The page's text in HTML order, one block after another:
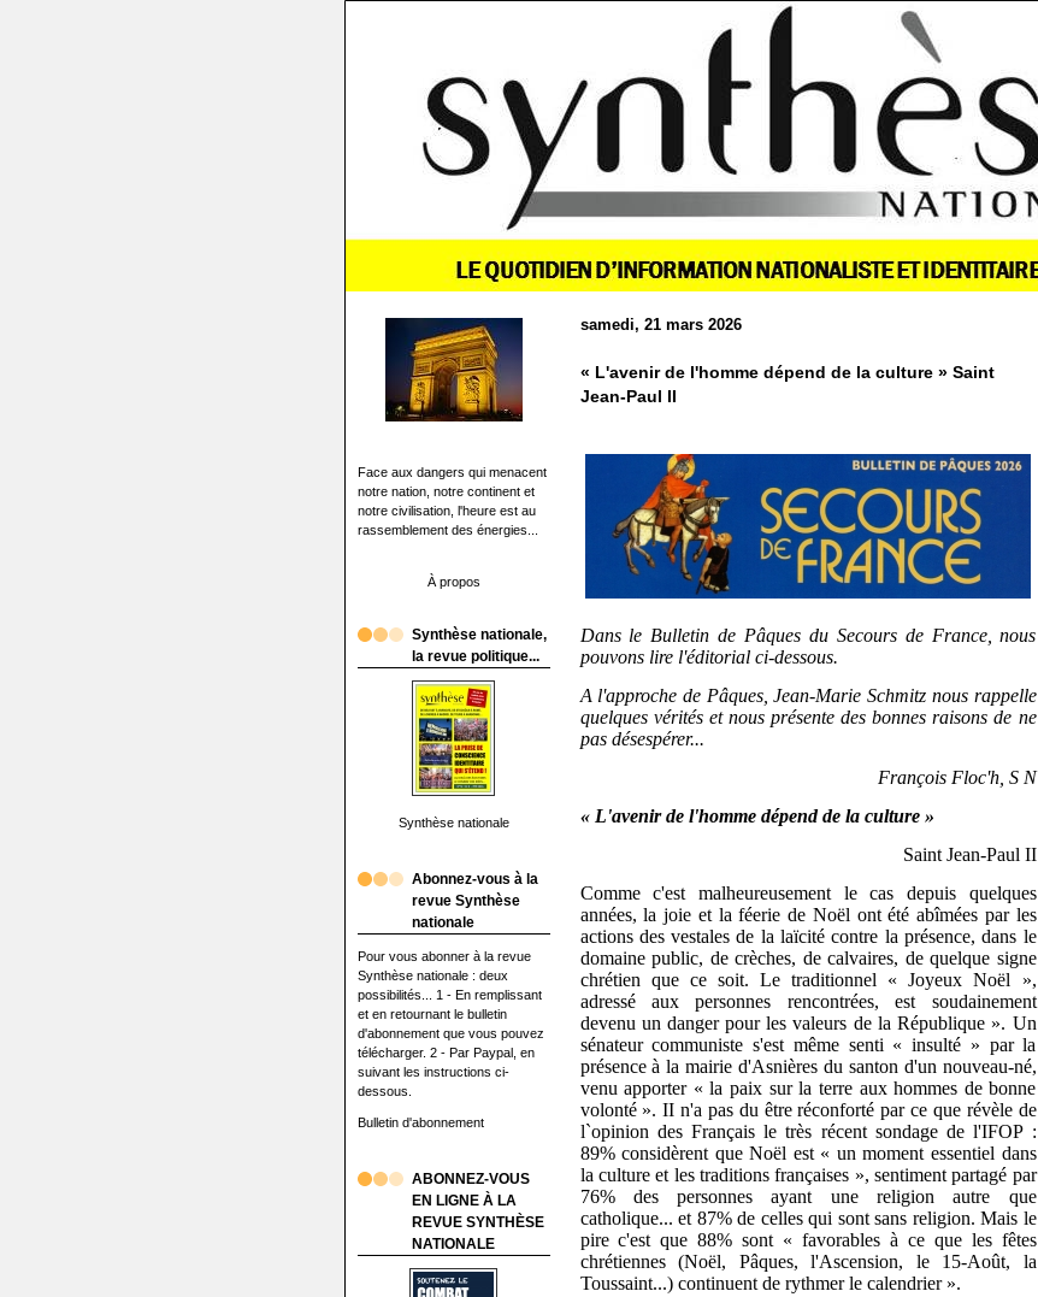
Face aux dangers qui menacent
notre nation, notre continent et
notre civilisation, l'heure est au
rassemblement des énergies...
À propos
Synthèse nationale,
la revue politique...
Synthèse nationale
Abonnez-vous à la
revue Synthèse
nationale
Pour vous abonner à la revue
Synthèse nationale : deux
possibilités... 1 - En remplissant
et en retournant le bulletin
d'abonnement que vous pouvez
télécharger. 2 - Par Paypal, en
suivant les instructions ci-
dessous.
Bulletin d'abonnement
ABONNEZ-VOUS
EN LIGNE À LA
REVUE SYNTHÈSE
NATIONALE
samedi, 21 mars 2026
« L'avenir de l'homme dépend de la culture » Saint
Jean-Paul II
Dans le Bulletin de Pâques du Secours de France, nous
pouvons lire l'éditorial ci-dessous.
A l'approche de Pâques, Jean-Marie Schmitz nous rappelle
quelques vérités et nous présente des bonnes raisons de ne
pas désespérer...
François Floc'h, S N
« L'avenir de l'homme dépend de la culture »
Saint Jean-Paul II
Comme c'est malheureusement le cas depuis quelques
années, la joie et la féerie de Noël ont été abîmées par les
actions des vestales de la laïcité contre la présence, dans le
domaine public, de crèches, de calvaires, de quelque signe
chrétien que ce soit. Le traditionnel « Joyeux Noël »,
adressé aux personnes rencontrées, est soudainement
devenu un danger pour les valeurs de la République ». Un
sénateur communiste s'est même senti « insulté » par la
présence à la mairie d'Asnières du santon d'un nouveau-né,
venu apporter « la paix sur la terre aux hommes de bonne
volonté ». II n'a pas du être réconforté par ce que révèle de
l`opinion des Français le très récent sondage de l'IFOP :
89% considèrent que Noël est « un moment essentiel dans
la culture et les traditions françaises », sentiment partagé par
76% des personnes ayant une religion autre que
catholique... et 87% de celles qui sont sans religion. Mais le
pire c'est que 88% sont « favorables à ce que les fêtes
chrétiennes (Noël, Pâques, l'Ascension, le 15-Août, la
Toussaint...) continuent de rythmer le calendrier ».